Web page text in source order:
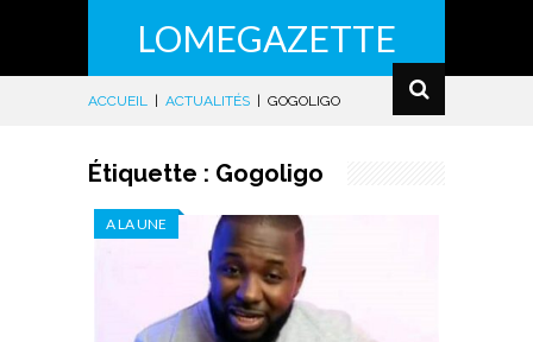
LOMEGAZETTE
ACCUEIL ACTUALITÉS GOGOLIGO
Étiquette : Gogoligo
A LA UNE